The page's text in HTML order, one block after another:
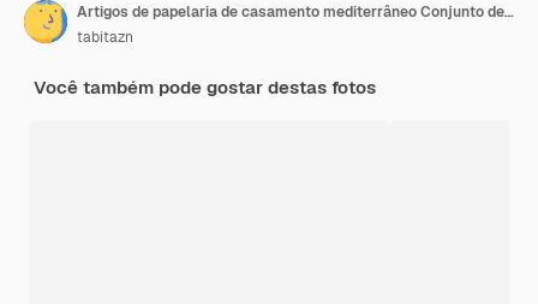
Artigos de papelaria de casamento mediterrâneo Conjunto de cartões de felicitações convites mock ups em fundo de mármore bege Galhos de oliveira fitas de seda com corredor de mesa de musselina branca Design de verão Vista superior
tabitazn
Você também pode gostar destas fotos